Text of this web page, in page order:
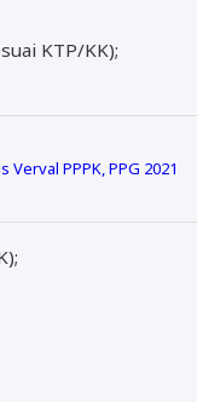
KTP/KK);
Verval PPPK, PPG 2021